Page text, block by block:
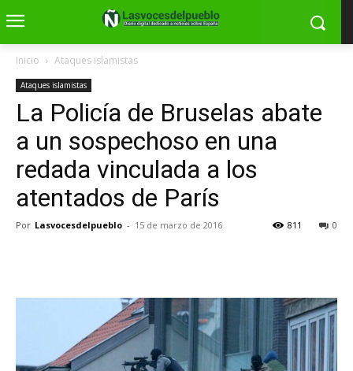
Inicio Ataques islamistas
Ataques islamistas
La Policía de Bruselas abate
a un sospechoso en una
redada vinculada a los
atentados de París
Por Lasvocesdelpueblo - 15 de marzo de 2016 0
811